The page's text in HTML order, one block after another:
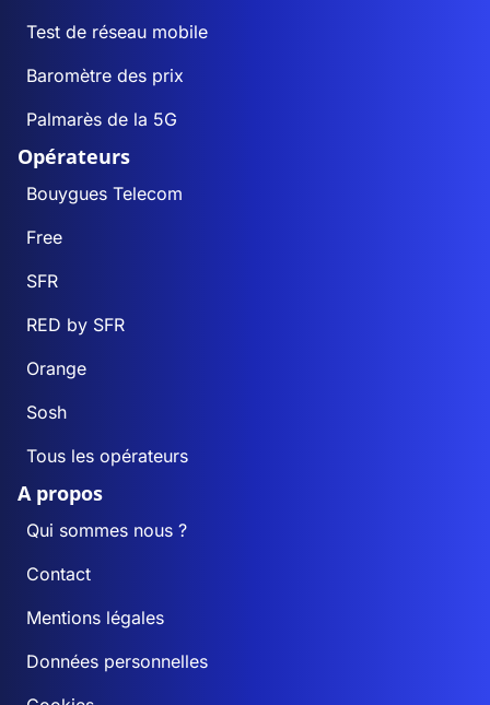
Test de réseau mobile
Baromètre des prix
Palmarès de la 5G
Opérateurs
Bouygues Telecom
Free
SFR
RED by SFR
Orange
Sosh
Tous les opérateurs
A propos
Qui sommes nous ?
Contact
Mentions légales
Données personnelles